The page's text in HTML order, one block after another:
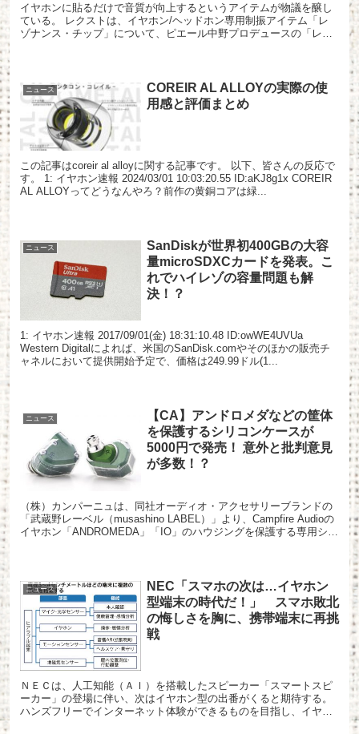
イヤホンに貼るだけで音質が向上するというアイテムが物議を醸し
ている。 レクストは、イヤホン/ヘッドホン専用制振アイテム「レ
ゾナンス・チップ」について、ピエール中野プロデュースの「レゾ
ニュース
COREIR AL ALLOYの実際の使
用感と評価まとめ
この記事はcoreir al alloyに関する記事です。 以下、皆さんの反応で
す。 1: イヤホン速報 2024/03/01 10:03:20.55 ID:aKJ8g1x COREIR
AL ALLOYってどうなんやろ？前作の黄銅コアは緑...
ニュース
SanDiskが世界初400GBの大容
量microSDXCカードを発表。こ
れでハイレゾの容量問題も解
決！？
1: イヤホン速報 2017/09/01(金) 18:31:10.48 ID:owWE4UVUa
Western Digitalによれば、米国のSanDisk.comやそのほかの販売チ
ャネルにおいて提供開始予定で、価格は249.99ドル(1...
ニュース
【CA】アンドロメダなどの筐体
を保護するシリコンケースが
5000円で発売！ 意外と批判意見
が多数！？
（株）カンパーニュは、同社オーディオ・アクセサリーブランドの
「武蔵野レーベル（musashino LABEL）」より、Campfire Audioの
イヤホン「ANDROMEDA」「IO」のハウジングを保護する専用シリ
ニュース
NEC「スマホの次は…イヤホン
型端末の時代だ！」 スマホ敗北
の悔しさを胸に、携帯端末に再挑
戦
ＮＥＣは、人工知能（ＡＩ）を搭載したスピーカー「スマートスピ
ーカー」の登場に伴い、次はイヤホン型の出番がくると期待する。
ハンズフリーでインターネット体験ができるものを目指し、イヤホ